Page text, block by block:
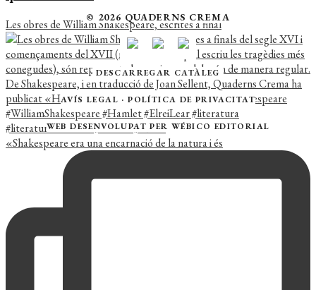
Les obres de William Shakespeare, escrites a final
«Shakespeare era una encarnació de la natura i és
© 2026 QUADERNS CREMA
DESCARREGAR CATÀLEG
AVÍS LEGAL ·POLÍTICA DE PRIVACITAT
WEB DESENVOLUPAT PER WÉBICO EDITORIAL